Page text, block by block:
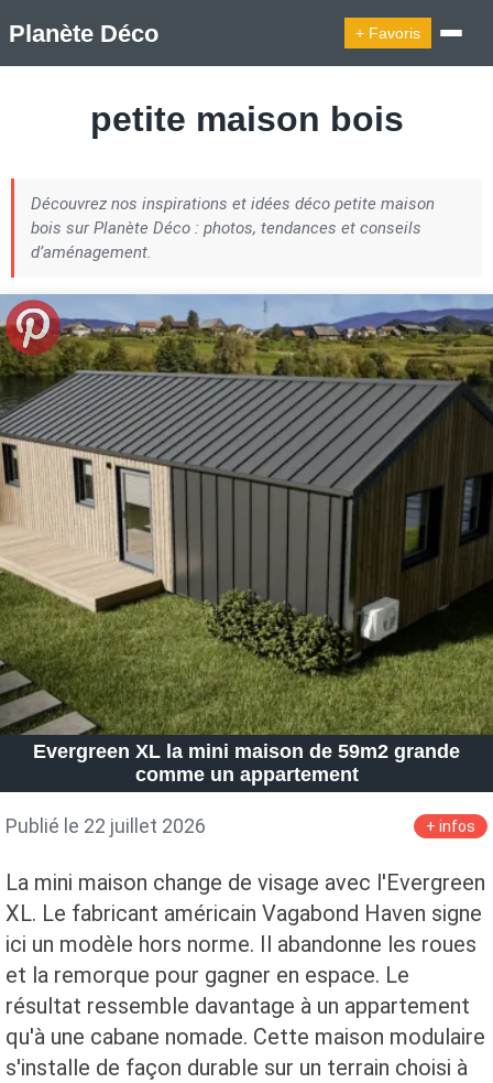
Planète Déco + Favoris
Appartement Design
Decoration Noël
Design Suédois En Quelques Photos
Maison En Ville
Méli-Mélo Suédois
Tendance
Interieurs Scandinaves
La Décoration Selon Votre Signe Astrologique
Les Trouvailles Déco Du Jour
Loft
Maison Appartement Écologique
Maison Container/container House
Maison D'hôtes
Maison Et Appartement Vintage
On Décode La Déco
Petite Surface
Piscine
Renovation
Revue De Week End
petite maison bois
Découvrez nos inspirations et idées déco petite maison
bois sur Planète Déco : photos, tendances et conseils
d’aménagement.
Evergreen XL la mini maison de 59m2 grande
comme un appartement
Publié le 22 juillet 2026 + infos
La mini maison change de visage avec l'Evergreen
XL. Le fabricant américain Vagabond Haven signe
ici un modèle hors norme. Il abandonne les roues
et la remorque pour gagner en espace. Le
résultat ressemble davantage à un appartement
qu'à une cabane nomade. Cette maison modulaire
s'installe de façon durable sur un terrain choisi à